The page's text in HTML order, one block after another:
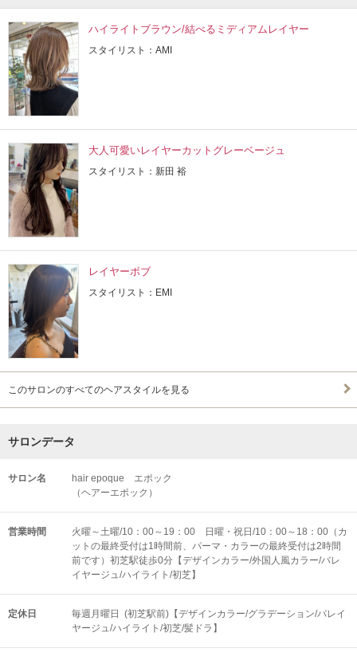
ハイライトブラウン/結べるミディアムレイヤー
スタイリスト：AMI
大人可愛いレイヤーカットグレーベージュ
スタイリスト：新田 裕
レイヤーボブ
スタイリスト：EMI
このサロンのすべてのヘアスタイルを見る
サロンデータ
サロン名
hair epoque エポック
（ヘアーエポック）
営業時間
火曜～土曜/10：00～19：00 日曜・祝日/10：00～18：00（カ
ットの最終受付は1時間前、パーマ・カラーの最終受付は2時間
前です）初芝駅徒歩0分【デザインカラー/外国人風カラー/バレ
イヤージュ/ハイライト/初芝】
定休日
毎週月曜日 (初芝駅前)【デザインカラー/グラデーション/バレイ
ヤージュ/ハイライト/初芝/髪ドラ】